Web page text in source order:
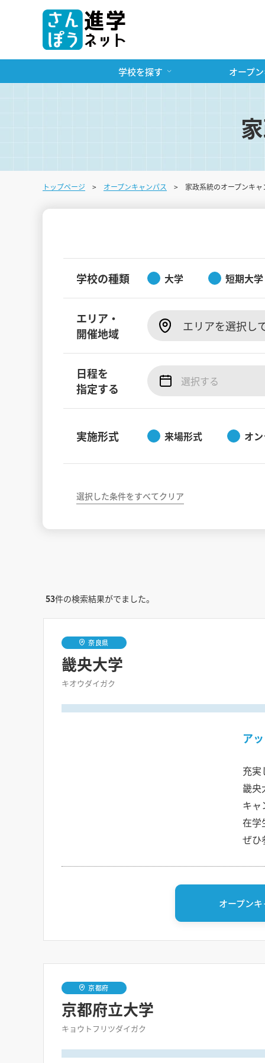
学校を探す オープ
トップページ オープンキャンパス 家政系統のオープンキャ
学校の種類 大学 短期大学
エリア・
開催地域
エリアを選択し
日程を
指定する
実施形式 来場形式 オ
選択した条件をすべてクリア
53件の検索結果がでました。
奈良県
畿央大学
キオウダイガク
ア
充実
畿央
キャ
在学
ぜひ
オープン
京都府
京都府立大学
キョウトフリツダイガク